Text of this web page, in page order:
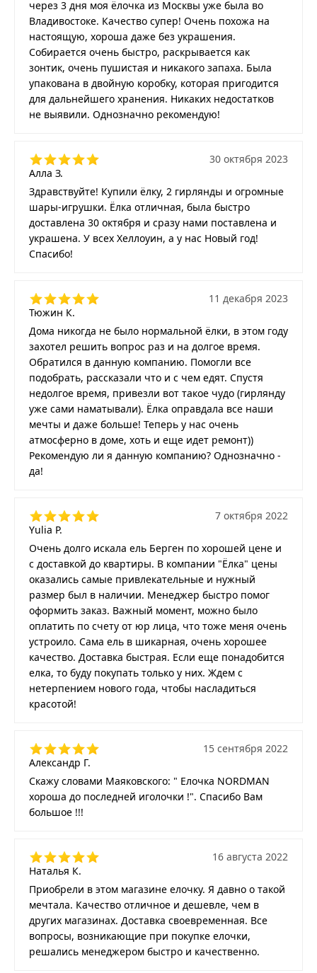
через 3 дня моя ёлочка из Москвы уже была во
Владивостоке. Качество супер! Очень похожа на
настоящую, хороша даже без украшения.
Собирается очень быстро, раскрывается как
зонтик, очень пушистая и никакого запаха. Была
упакована в двойную коробку, которая пригодится
для дальнейшего хранения. Никаких недостатков
не выявили. Однозначно рекомендую!
Алла З.
30 октября 2023
Здравствуйте! Купили ёлку, 2 гирлянды и огромные
шары-игрушки. Ёлка отличная, была быстро
доставлена 30 октября и сразу нами поставлена и
украшена. У всех Хеллоуин, а у нас Новый год!
Спасибо!
Тюжин К.
11 декабря 2023
Дома никогда не было нормальной ёлки, в этом году
захотел решить вопрос раз и на долгое время.
Обратился в данную компанию. Помогли все
подобрать, рассказали что и с чем едят. Спустя
недолгое время, привезли вот такое чудо (гирлянду
уже сами наматывали). Ёлка оправдала все наши
мечты и даже больше! Теперь у нас очень
атмосферно в доме, хоть и еще идет ремонт))
Рекомендую ли я данную компанию? Однозначно -
да!
Yulia P.
7 октября 2022
Очень долго искала ель Берген по хорошей цене и
с доставкой до квартиры. В компании "Ёлка" цены
оказались самые привлекательные и нужный
размер был в наличии. Менеджер быстро помог
оформить заказ. Важный момент, можно было
оплатить по счету от юр лица, что тоже меня очень
устроило. Сама ель в шикарная, очень хорошее
качество. Доставка быстрая. Если еще понадобится
елка, то буду покупать только у них. Ждем с
нетерпением нового года, чтобы насладиться
красотой!
Александр Г.
15 сентября 2022
Скажу словами Маяковского: " Елочка NORDMAN
хороша до последней иголочки !". Спасибо Вам
большое !!!
Наталья К.
16 августа 2022
Приобрели в этом магазине елочку. Я давно о такой
мечтала. Качество отличное и дешевле, чем в
других магазинах. Доставка своевременная. Все
вопросы, возникающие при покупке елочки,
решались менеджером быстро и качественно.